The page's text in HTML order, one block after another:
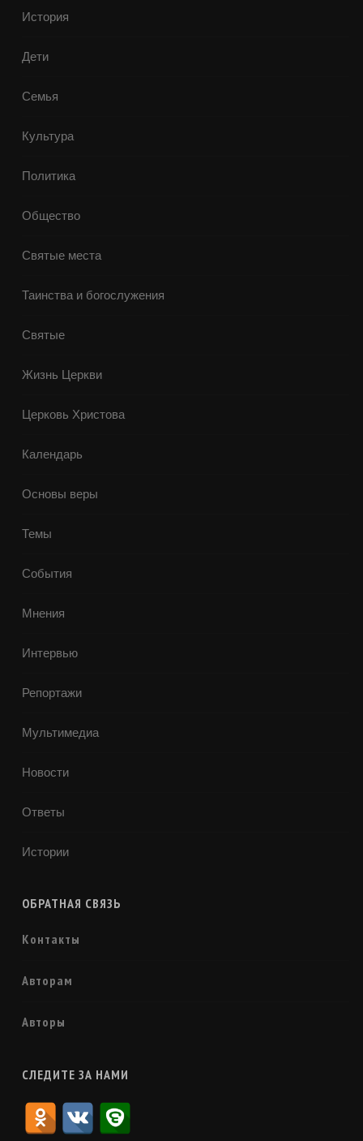
История
Дети
Семья
Культура
Политика
Общество
Святые места
Таинства и богослужения
Святые
Жизнь Церкви
Церковь Христова
Календарь
Основы веры
Темы
События
Мнения
Интервью
Репортажи
Мультимедиа
Новости
Ответы
Истории
ОБРАТНАЯ СВЯЗЬ
Контакты
Авторам
Авторы
СЛЕДИТЕ ЗА НАМИ